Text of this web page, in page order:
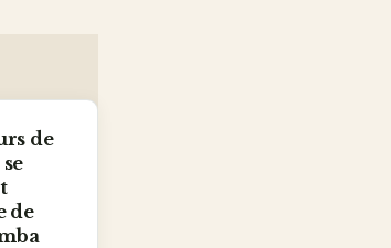
de
de